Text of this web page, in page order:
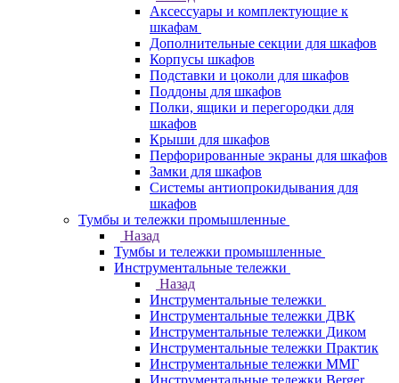
Аксессуары и комплектующие к
шкафам
Дополнительные секции для шкафов
Корпусы шкафов
Подставки и цоколи для шкафов
Поддоны для шкафов
Полки, ящики и перегородки для
шкафов
Крыши для шкафов
Перфорированные экраны для шкафов
Замки для шкафов
Системы антиопрокидывания для
шкафов
Тумбы и тележки промышленные
Назад
Тумбы и тележки промышленные
Инструментальные тележки
Назад
Инструментальные тележки
Инструментальные тележки ДВК
Инструментальные тележки Диком
Инструментальные тележки Практик
Инструментальные тележки ММГ
Инструментальные тележки Berger